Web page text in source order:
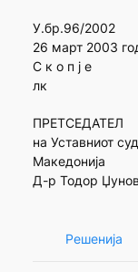
У.бр.96/2002
26 март 2003
С к о п ј е
лк
ПРЕТСЕДАТЕЛ
на Уставниот
Македонија
Д-р Тодор Џунов
Решенија